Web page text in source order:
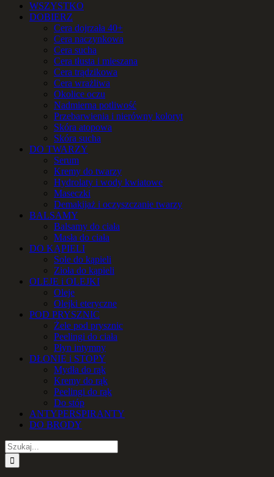
WSZYSTKO
DOBIERZ
Cera dojrzała 40+
Cera naczynkowa
Cera sucha
Cera tłusta i mieszana
Cera trądzikowa
Cera wrażliwa
Okolice oczu
Nadmierna potliwość
Przebarwienia i nierówny koloryt
Skóra atopowa
Skóra sucha
DO TWARZY
Serum
Kremy do twarzy
Hydrolaty i wody kwiatowe
Maseczki
Demakijaż i oczyszczanie twarzy
BALSAMY
Balsamy do ciała
Masła do ciała
DO KĄPIELI
Sole do kąpieli
Zioła do kąpieli
OLEJE i OLEJKI
Oleje
Olejki eteryczne
POD PRYSZNIC
Żele pod prysznic
Peelingi do ciała
Płyn intymny
DŁONIE i STOPY
Mydła do rąk
Kremy do rąk
Peelingi do rąk
Do stóp
ANTYPERSPIRANTY
DO BRODY
Szukaj